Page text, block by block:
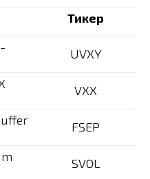
Тикер
UVXY
VXX
FSEP
SVOL